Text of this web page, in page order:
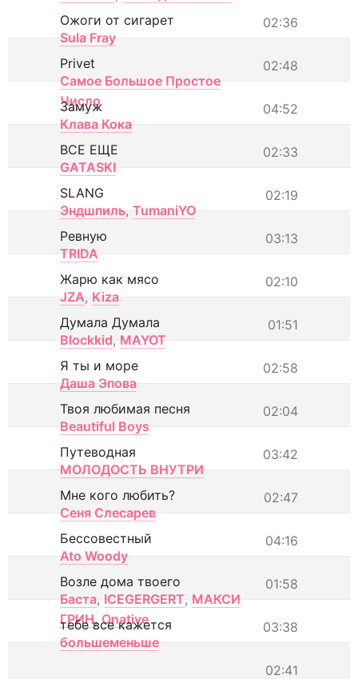
02:36
Ожоги от сигарет
Sula Fray
02:48
Privet
Самое Большое Простое
Число
04:52
Замуж
Клава Кока
02:33
ВСЕ ЕЩЕ
GATASKI
02:19
SLANG
Эндшпиль, TumaniYO
03:13
Ревную
TRIDA
02:10
Жарю как мясо
JZA, Kiza
01:51
Думала Думала
Blockkid, MAYOT
02:58
Я ты и море
Даша Эпова
02:04
Твоя любимая песня
Beautiful Boys
03:42
Путеводная
МОЛОДОСТЬ ВНУТРИ
02:47
Мне кого любить?
Сеня Слесарев
04:16
Бессовестный
Ato Woody
01:58
Возле дома твоего
Баста, ICEGERGERT, МАКСИ
ГРИН, Onative 03:38
тебе все кажется
большеменьше
02:41